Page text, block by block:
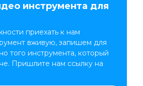
инструмента для
приехать к нам
вживую, запишем для
того инструмента, который
Пришлите нам ссылку на